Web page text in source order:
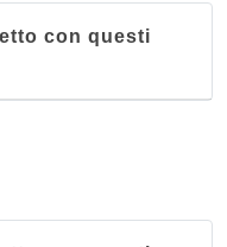
con questi